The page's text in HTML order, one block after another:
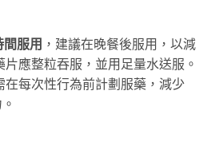
服用 ，建議在晚餐後服用，以減
應整粒吞服，並用足量水送服。
每次性行為前計劃服藥，減少